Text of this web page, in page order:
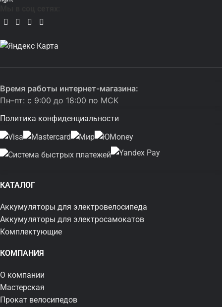
Время работы интернет-магазина:
Пн–пт: с 9:00 до 18:00 по МСК
Политика конфиденциальности
КАТАЛОГ
Аккумуляторы для электровелосипеда
Аккумуляторы для электросамокатов
Комплектующие
КОМПАНИЯ
О компании
Мастерская
Прокат велосипедов